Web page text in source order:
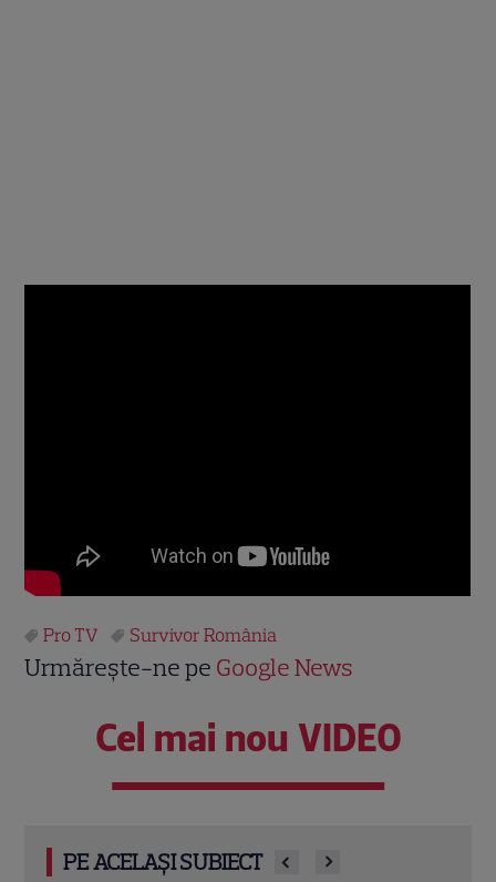
Pro TV Survivor România
Urmărește-ne pe Google News
Cel mai nou VIDEO
PE ACELAȘI SUBIECT